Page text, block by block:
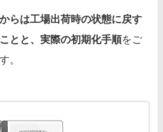
らは工場出荷時の状態に戻す
とと、実際の初期化手順をご
。